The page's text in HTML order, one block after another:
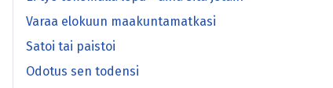
Varaa elokuun maakuntamatkasi
Satoi tai paistoi
Odotus sen todensi